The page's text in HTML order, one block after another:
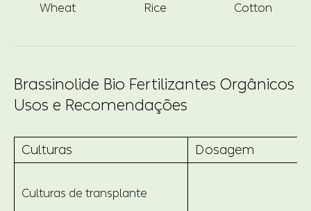
Wheat Rice Cotton
Brassinolide Bio Fertilizantes Orgânicos
Usos e Recomendações
Culturas Dosagem
Culturas de transplante